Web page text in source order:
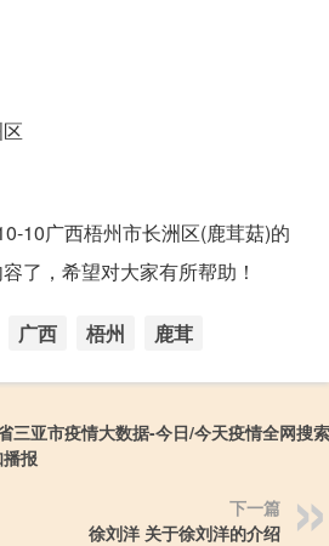
10广西梧州市长洲区(鹿茸菇)的
了，希望对大家有所帮助！
广西 梧州 鹿茸
三亚市疫情大数据-今日/今天疫情全网搜
报
下一篇
徐刘洋 关于徐刘洋的介绍